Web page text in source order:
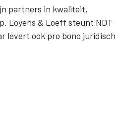
partners in kwaliteit,
Loyens & Loeff steunt NDT
levert ook pro bono juridisch